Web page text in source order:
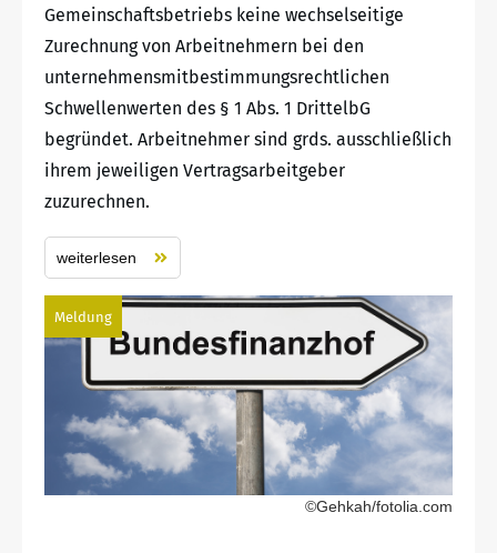
Gemeinschaftsbetriebs keine wechselseitige
Zurechnung von Arbeitnehmern bei den
unternehmensmitbestimmungsrechtlichen
Schwellenwerten des § 1 Abs. 1 DrittelbG
begründet. Arbeitnehmer sind grds. ausschließlich
ihrem jeweiligen Vertragsarbeitgeber
zuzurechnen.
weiterlesen
Meldung
©Gehkah/fotolia.com